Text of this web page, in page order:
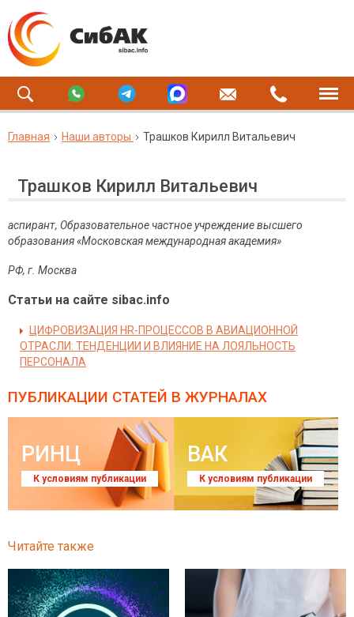
Главная Наши авторы Трашков Кирилл Витальевич
Трашков Кирилл Витальевич
аспирант, Образовательное частное учреждение высшего
образования «Московская международная академия»
РФ, г Москва
Статьи на сайте sibac.info
ЦИФРОВИЗАЦИЯ HR-ПРОЦЕССОВ В АВИАЦИОННОЙ
ОТРАСЛИ: ТЕНДЕНЦИИ И ВЛИЯНИЕ НА ЛОЯЛЬНОСТЬ
ПЕРСОНАЛА
ПУБЛИКАЦИИ СТАТЕЙ В ЖУРНАЛАХ
РИНЦ
К условиям публикации
ВАК
К условиям публикации
Читайте также